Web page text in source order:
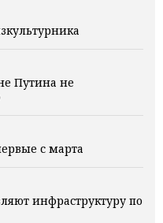
Путина не
с марта
инфраструктуру по